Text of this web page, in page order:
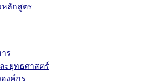
หลักสูตร
ร
ะยุทธศาสตร์
งค์กร